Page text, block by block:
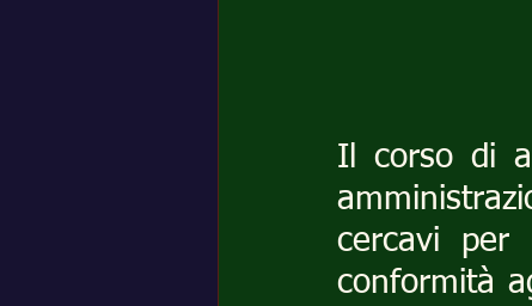
Il corso di
cercavi per
conformità